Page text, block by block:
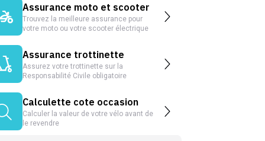
Assurance moto et scooter
Trouvez la meilleure assurance pour
votre moto ou votre scooter électrique
Assurance trottinette
Assurez votre trottinette sur la
Responsabilité Civile obligatoire
Calculette cote occasion
Calculer la valeur de votre vélo avant de
le revendre